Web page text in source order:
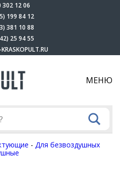
302 12 06
199 84 12
381 10 88
25 94 55
МЕНЮ
- Для безвоздушных